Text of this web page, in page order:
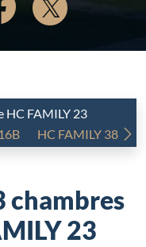
HC FAMILY 23
HC FAMILY 38
chambres
23